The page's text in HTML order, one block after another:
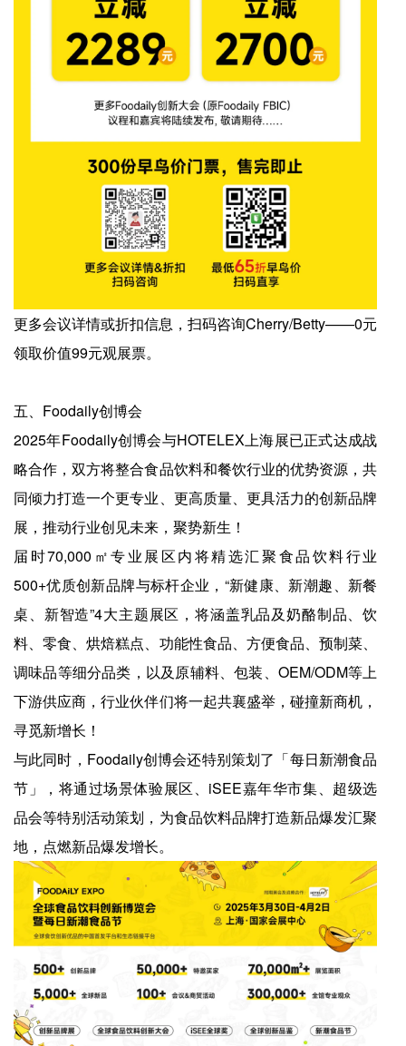
更多会议详情或折扣信息，扫码咨询Cherry/Betty——0元
领取价值99元观展票。
五、Foodaily创博会
2025年Foodaily创博会与HOTELEX上海展已正式达成战
略合作，双方将整合食品饮料和餐饮行业的优势资源，共
同倾力打造一个更专业、更高质量、更具活力的创新品牌
展，推动行业创见未来，聚势新生！
届时70,000㎡专业展区内将精选汇聚食品饮料行业
500+优质创新品牌与标杆企业，“新健康、新潮趣、新餐
桌、新智造”4大主题展区，将涵盖乳品及奶酪制品、饮
料、零食、烘焙糕点、功能性食品、方便食品、预制菜、
调味品等细分品类，以及原辅料、包装、OEM/ODM等上
下游供应商，行业伙伴们将一起共襄盛举，碰撞新商机，
寻觅新增长！
与此同时，Foodaily创博会还特别策划了「每日新潮食品
节」，将通过场景体验展区、iSEE嘉年华市集、超级选
品会等特别活动策划，为食品饮料品牌打造新品爆发汇聚
地，点燃新品爆发增长。